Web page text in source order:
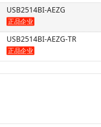
USB2514BI-AEZG
USB2514BI-AEZG-TR